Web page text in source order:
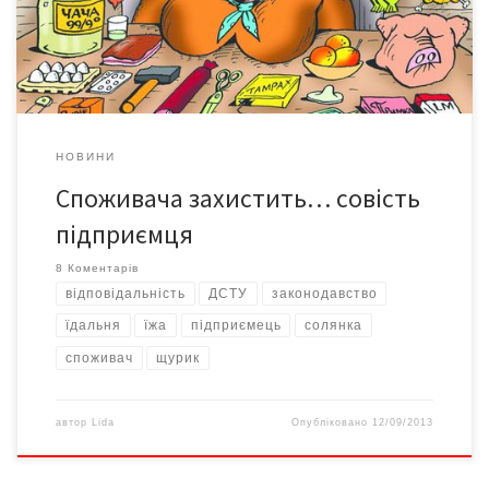
Шевченківської райради (див. №25 за 20-26 червня). Обличчя,
з яким він прибіг до редакції, […]
НОВИНИ
Споживача захистить… совість
підприємця
8 Коментарів
відповідальність ДСТУ законодавство
їдальня їжа підприємець солянка
споживач щурик
автор Lida Опубліковано 12/09/2013